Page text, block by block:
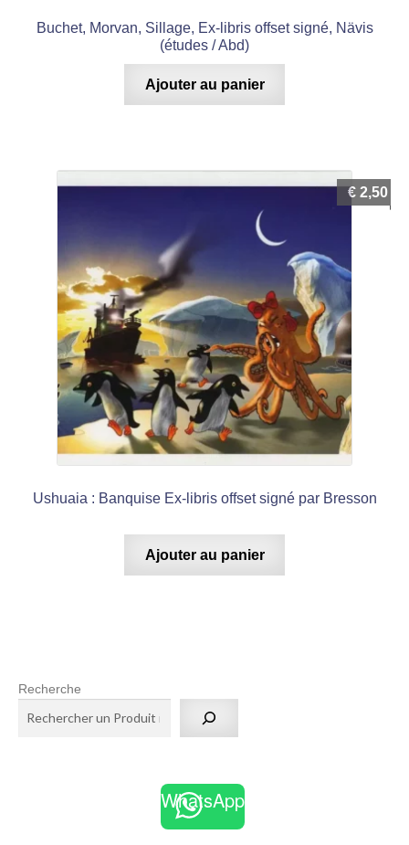
Buchet, Morvan, Sillage, Ex-libris offset signé, Nävis
(études / Abd)
Ajouter au panier
Ushuaia : Banquise Ex-libris offset signé par Bresson
€ 2,50
Ajouter au panier
Recherche
WhatsApp